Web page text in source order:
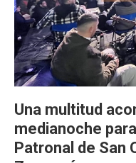
Una multitud
medianoche
Patronal de San